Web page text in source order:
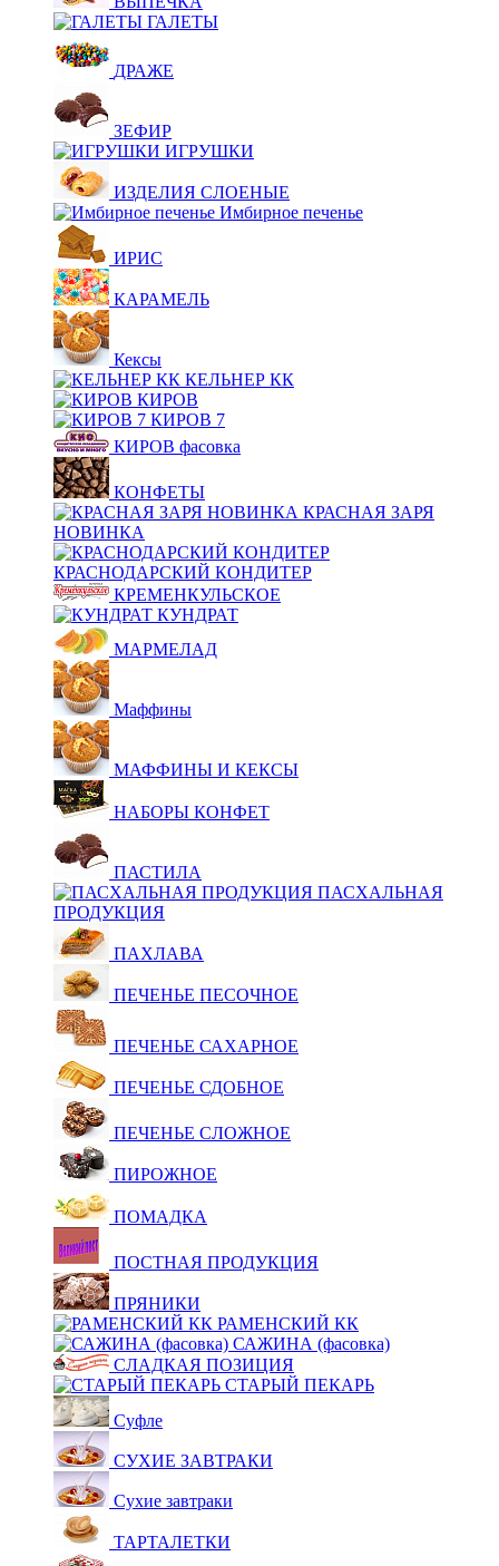
ГАЛЕТЫ
ДРАЖЕ
ЗЕФИР
ИГРУШКИ
ИЗДЕЛИЯ СЛОЕНЫЕ
Имбирное печенье
ИРИС
КАРАМЕЛЬ
Кексы
КЕЛЬНЕР КК
КИРОВ
КИРОВ 7
КИРОВ фасовка
КОНФЕТЫ
КРАСНАЯ ЗАРЯ
НОВИНКА
КРАСНОДАРСКИЙ КОНДИТЕР
КРЕМЕНКУЛЬСКОЕ
КУНДРАТ
МАРМЕЛАД
Маффины
МАФФИНЫ И КЕКСЫ
НАБОРЫ КОНФЕТ
ПАСТИЛА
ПАСХАЛЬНАЯ
ПРОДУКЦИЯ
ПАХЛАВА
ПЕЧЕНЬЕ ПЕСОЧНОЕ
ПЕЧЕНЬЕ САХАРНОЕ
ПЕЧЕНЬЕ СДОБНОЕ
ПЕЧЕНЬЕ СЛОЖНОЕ
ПИРОЖНОЕ
ПОМАДКА
ПОСТНАЯ ПРОДУКЦИЯ
ПРЯНИКИ
РАМЕНСКИЙ КК
САЖИНА (фасовка)
СЛАДКАЯ ПОЗИЦИЯ
СТАРЫЙ ПЕКАРЬ
Суфле
СУХИЕ ЗАВТРАКИ
Сухие завтраки
ТАРТАЛЕТКИ